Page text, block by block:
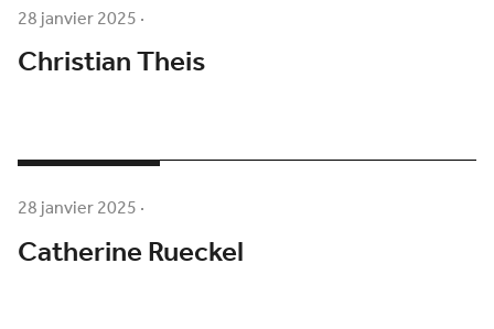
28 janvier 2025·
Christian Theis
28 janvier 2025·
Catherine Rueckel